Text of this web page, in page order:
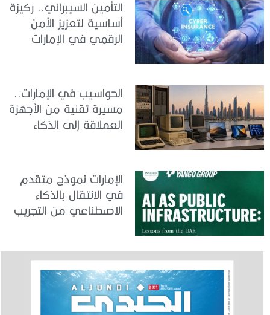
التأمين السيبراني.. ركيزة
أساسية لتعزيز الأمن
الرقمي في الإمارات
الحواسيب في الإمارات..
مسيرة تقنية من الأجهزة
العملاقة إلى الذكاء
الإمارات نموذج متقدم
في الانتقال بالذكاء
الاصطناعي من التجريب